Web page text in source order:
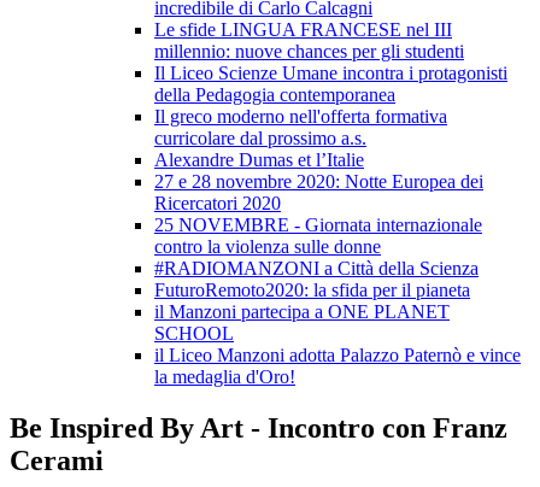
incredibile di Carlo Calcagni
Le sfide LINGUA FRANCESE nel III
millennio: nuove chances per gli studenti
Il Liceo Scienze Umane incontra i protagonisti
della Pedagogia contemporanea
Il greco moderno nell'offerta formativa
curricolare dal prossimo a.s.
Alexandre Dumas et l’Italie
27 e 28 novembre 2020: Notte Europea dei
Ricercatori 2020
25 NOVEMBRE - Giornata internazionale
contro la violenza sulle donne
#RADIOMANZONI a Città della Scienza
FuturoRemoto2020: la sfida per il pianeta
il Manzoni partecipa a ONE PLANET
SCHOOL
il Liceo Manzoni adotta Palazzo Paternò e vince
la medaglia d'Oro!
Be Inspired By Art - Incontro con Franz
Cerami